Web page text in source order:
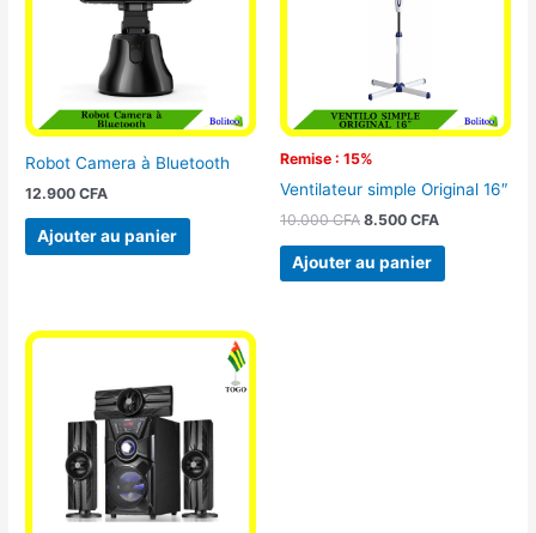
Robot Camera à Bluetooth
12.900CFA
Ajouter au panier
Remise : 15%
Ventilateur simple Original 16″
10.000CFA 8.500 CFA
Ajouter au panier